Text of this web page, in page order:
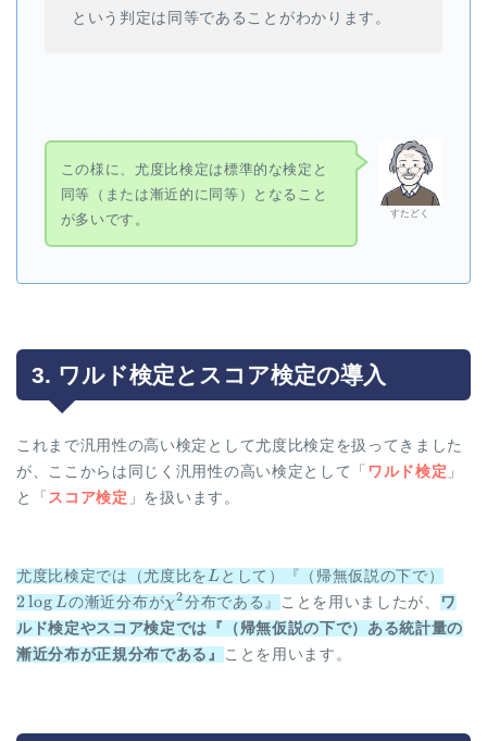
\Rightarrow
という判定は同等であることがわかります。
すたどく
この様に、尤度比検定は標準的な検定と
同等（または漸近的に同等）となること
が多いです。
3. ワルド検定とスコア検定の導入
これまで汎用性の高い検定として尤度比検定を扱ってきました
が、ここからは同じく汎用性の高い検定として「 ワルド検定 」
と「 スコア検定 」を扱います。
尤度比検定では（尤度比をL
L として）『（帰無仮説の下で）
\log
L
2 log Lの漸近分布が\chi^2
χ2分布である』 ことを用いましたが、
ワ
ルド検定やスコア検定では『（帰無仮説の下で）ある統計量の
漸近分布が正規分布である』 ことを用います。